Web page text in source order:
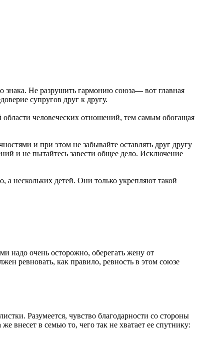
знака. Не разрушить гармонию союза— вот главная
супругов друг к другу.
области человеческих отношений, тем самым обогащая
и при этом не забывайте оставлять друг другу
и не пытайтесь завести общее дело. Исключение
а нескольких детей. Они только укрепляют такой
надо очень осторожно, оберегать жену от
ревновать, как правило, ревность в этом союзе
Разумеется, чувство благодарности со стороны
внесет в семью то, чего так не хватает ее спутнику: